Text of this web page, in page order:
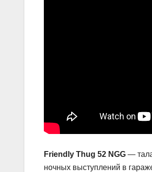
Friendly Thug 52 NGG —
ночных выступлений в